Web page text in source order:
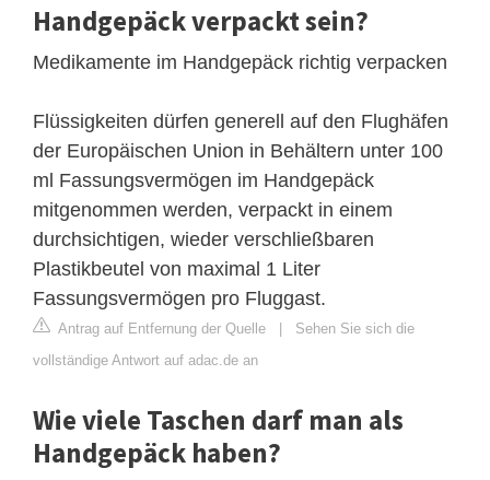
Handgepäck verpackt sein?
Medikamente im Handgepäck richtig verpacken
Flüssigkeiten dürfen generell auf den Flughäfen
der Europäischen Union in Behältern unter 100
ml Fassungsvermögen im Handgepäck
mitgenommen werden, verpackt in einem
durchsichtigen, wieder verschließbaren
Plastikbeutel von maximal 1 Liter
Fassungsvermögen pro Fluggast.
Antrag auf Entfernung der Quelle | Sehen Sie sich die
vollständige Antwort auf adac.de an
Wie viele Taschen darf man als
Handgepäck haben?